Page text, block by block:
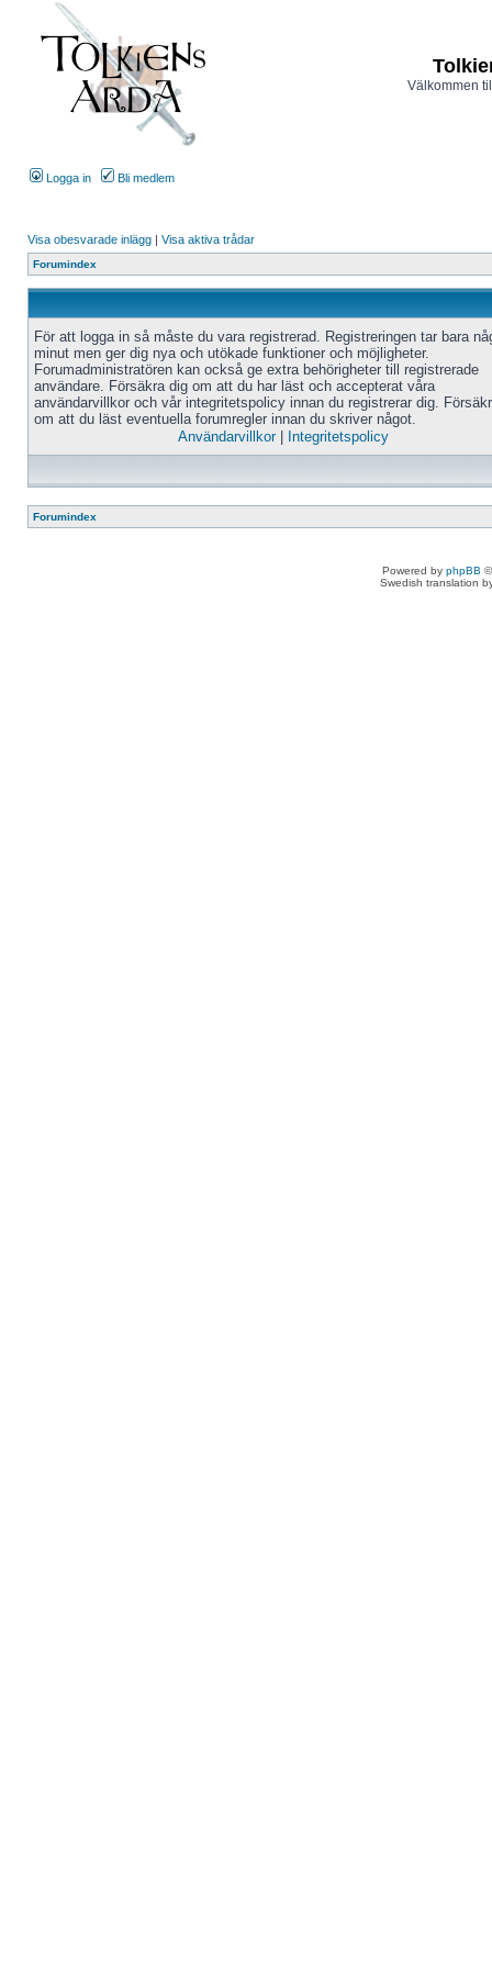
Välkommen
Logga in Bli medlem
Visa obesvarade inlägg | Visa aktiva trådar
Forumindex
För att logga in så måste du vara registrerad. Registreringen tar bara
minut men ger dig nya och utökade funktioner och möjligheter.
Forumadministratören kan också ge extra behörigheter till registrerade
användare. Försäkra dig om att du har läst och accepterat våra
användarvillkor och vår integritetspolicy innan du registrerar dig.
om att du läst eventuella forumregler innan du skriver något.
Användarvillkor| Integritetspolicy
Forumindex
Powered by phpBB
Swedish translation